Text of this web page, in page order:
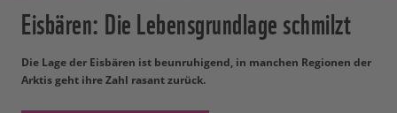
Eisbären: Die Lebensgrundlage schmilzt
Die Lage der Eisbären ist beunruhigend, in manchen Regionen der
Arktis geht ihre Zahl rasant zurück.